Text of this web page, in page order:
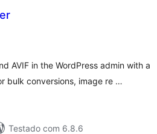
AVIF in the WordPress admin with a
bulk conversions, image re …
Testado com 6.8.6